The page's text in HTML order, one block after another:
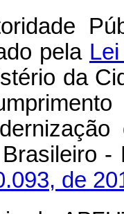
pela
da
de